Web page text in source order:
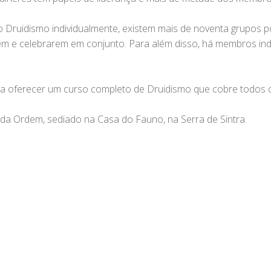
individualmente, existem mais de noventa grupos
e celebrarem em conjunto. Para além disso, há membros
oferecer um curso completo de Druidismo que cobre todos
Ordem, sediado na Casa do Fauno, na Serra de Sintra.